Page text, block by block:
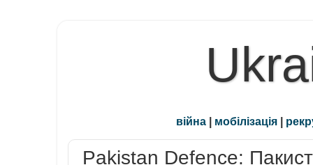
війна | мобілізація |
Pakistan Defence: